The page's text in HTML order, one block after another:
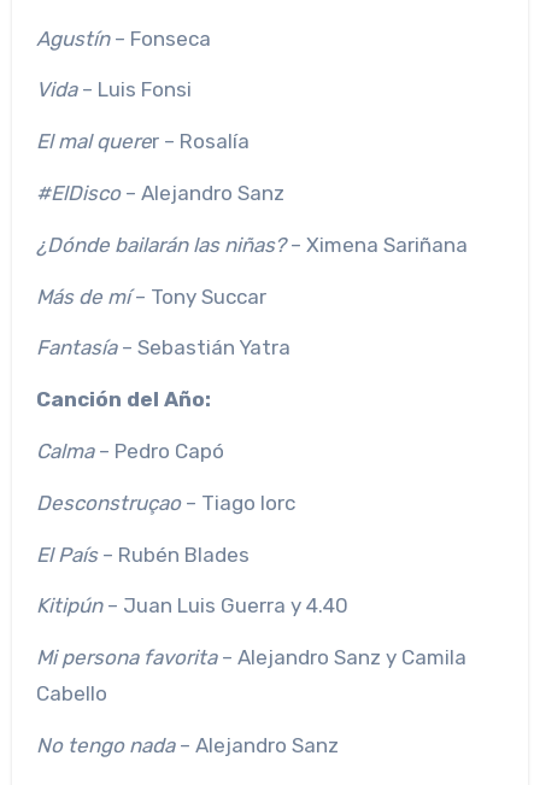
Agustín– Fonseca
Vida– Luis Fonsi
El mal querer – Rosalía
#ElDisco– Alejandro Sanz
¿Dónde bailarán las niñas?– Ximena Sariñana
Más de mí– Tony Succar
Fantasía– Sebastián Yatra
Canción del Año:
Calma– Pedro Capó
Desconstruçao– Tiago Iorc
El País– Rubén Blades
Kitipún– Juan Luis Guerra y 4.40
Mi persona favorita– Alejandro Sanz y Camila
Cabello
No tengo nada– Alejandro Sanz